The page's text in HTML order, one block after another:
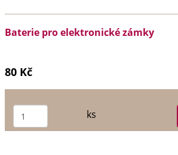
Baterie pro elektronické zámky
80 Kč
ks